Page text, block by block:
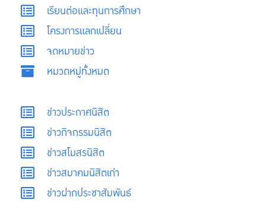
เรียนต่อและทุนการศึกษา
โครงการแลกเปลี่ยน
จดหมายข่าว
หมวดหมู่ทั้งหมด
ข่าวประกาศนิสิต
ข่าวกิจกรรมนิสิต
ข่าวสโมสรนิสิต
ข่าวสมาคมนิสิตเก่า
ข่าวฝากประชาสัมพันธ์